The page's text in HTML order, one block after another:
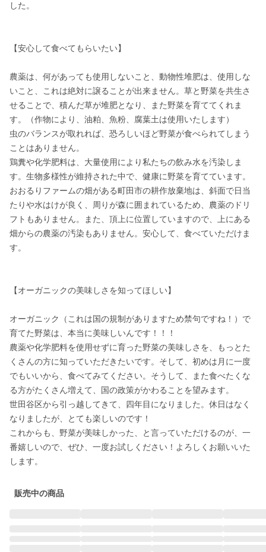
した。
【安心して食べてもらいたい】
農薬は、何があっても使用しないこと、動物性堆肥は、使用しな
いこと、これは絶対に譲ることが出来ません。草と野菜を共生さ
せることで、積んだ草が堆肥となり、また野菜を育ててくれま
す。（作物により、油粕、魚粉、腐葉土は使用いたします）
虫のバランスが取れれば、恐ろしいほど野菜が食べられてしまう
ことはありません。
鶏糞や化学肥料は、大量使用により私たちの飲み水を汚染しま
す。生物多様性が維持された中で、健康に野菜を育てています。
おおるりファームの畑がある町田市の耕作放棄地は、斜面で日当
たりや水はけが良く、周りが森に囲まれているため、農薬のドリ
フトもありません。また、頂上に位置していますので、上にある
畑からの農薬の汚染もありません。安心して、食べていただけま
す。
【オーガニックの美味しさを知ってほしい】
オーガニック（これは国の規制がありますため禁句ですね！）で
育てた野菜は、本当に美味しいんです！！！
農薬や化学肥料を使用せずに育った野菜の美味しさを、もっとた
くさんの方に知っていただきたいです。そして、初めは月に一度
でもいいから、食べてみてください。そうして、また食べたくな
る方がたくさん増えて、国の政策がかわることを望みます。
世田谷区から引っ越してきて、四年目になりました。休日はなく
なりましたが、とても楽しいのです！
これからも、野菜が美味しかった、と言っていただけるのが、一
番嬉しいので、ぜひ、一度お試しください！よろしくお願いいた
します。
販売中の商品